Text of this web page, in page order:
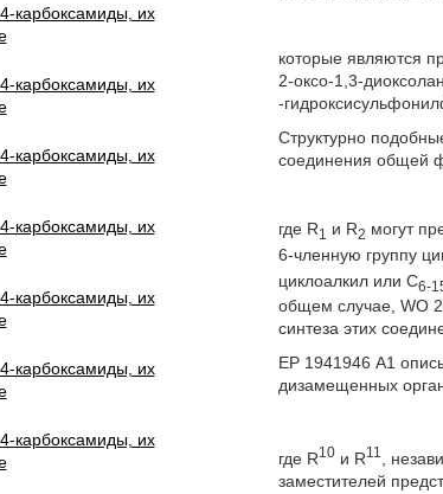
которые являются
2-оксо-1,3-
-
Структурно
соединения общей
где R1 и R2 могут
6-членную группу
циклоалкил или С6-
общем случае, WO
синтеза этих
ЕР 1941946 А1
дизамещенных
где R10 и R11
,
заместителей